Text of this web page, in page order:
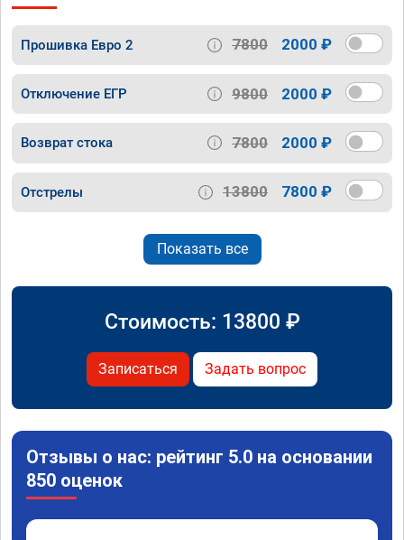
Прошивка Евро 2 7800 2000 ₽
Отключение ЕГР 9800 2000 ₽
Возврат стока 7800 2000 ₽
Отстрелы 13800 7800 ₽
Показать все
Стоимость: 13800 ₽
Записаться Задать вопрос
Отзывы о нас: рейтинг 5.0 на основании
850 оценок